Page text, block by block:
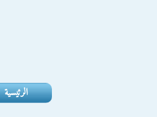
الرئيسية